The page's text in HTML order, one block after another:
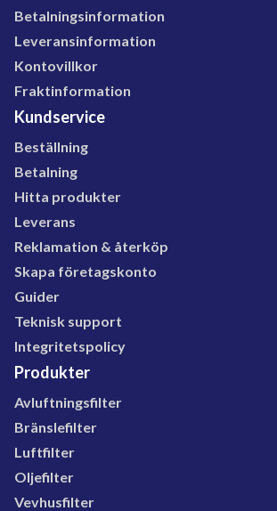
Betalningsinformation
Leveransinformation
Kontovillkor
Fraktinformation
Kundservice
Beställning
Betalning
Hitta produkter
Leverans
Reklamation & återköp
Skapa företagskonto
Guider
Teknisk support
Integritetspolicy
Produkter
Avluftningsfilter
Bränslefilter
Luftfilter
Oljefilter
Vevhusfilter